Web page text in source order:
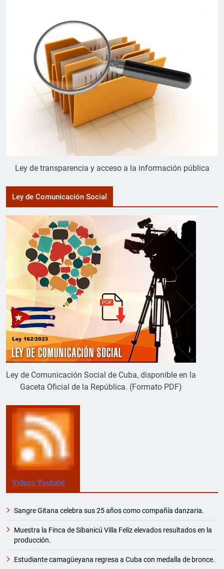
Ley de transparencia y acceso a la información pública
Ley de Comunicación Social
Ley de Comunicación Social de Cuba, disponible en la
Gaceta Oficial de la República. (Formato PDF)
Videos Youtube
Sangre Gitana celebra sus 25 años como compañía danzaria.
Muestra la Finca de Sibanicú Villa Feliz elevados resultados en la
producción.
Estudiante camagüeyana regresa a Cuba con medalla de bronce.